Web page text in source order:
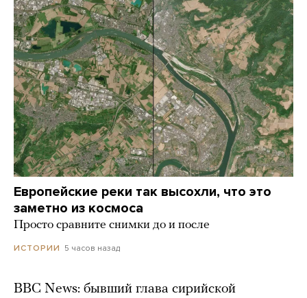
Европейские реки так высохли, что это
заметно из космоса
Просто сравните снимки до и после
ИСТОРИИ 5 часов назад
BBC News: бывший глава сирийской